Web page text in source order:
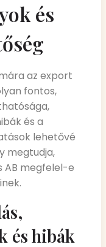
és
az export
fontos,
és a
lehetővé
megtudja,
AB megfelel-e
és hibák